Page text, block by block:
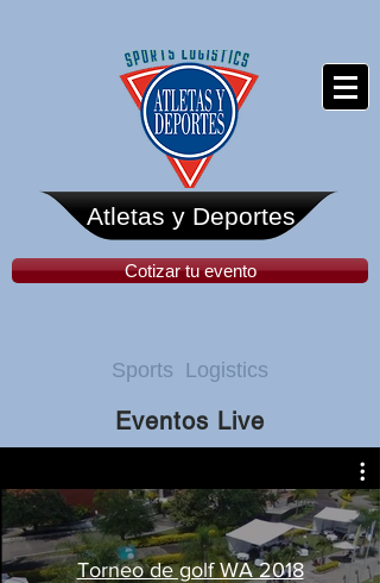
Atletas y Deportes
Cotizar tu evento
Sports Logistics
Eventos Live
Torneo de golf WA 2018